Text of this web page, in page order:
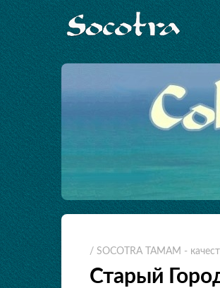
/ SOCOTRA TAMAM -
Старый